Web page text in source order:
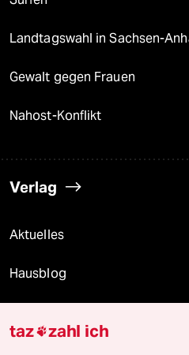
Landtagswahl in Sachsen-
Gewalt gegen Frauen
Nahost-Konflikt
Verlag
Aktuelles
Hausblog
taz zahl ich